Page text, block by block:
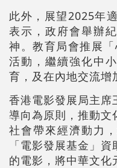
此外，展望2025年
表示，政府會舉辦
神。教育局會推展
活動，繼續強化中
育，及在內地交流增
香港電影發展局主席
導向為原則，推動文
社會帶來經濟動力
「電影發展基金」
的電影，將中華文化